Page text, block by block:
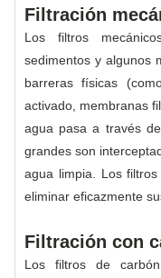
Filtración
Los filtros
sedimentos y algunos
barreras físicas
activado, membranas
agua pasa a través
grandes son
agua limpia. Los
eliminar eficazmente
Filtración con
Los filtros de